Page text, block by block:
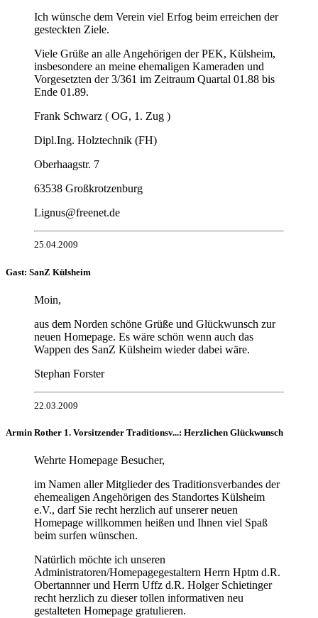
Ich wünsche dem Verein viel Erfog beim erreichen der
gesteckten Ziele.
Viele Grüße an alle Angehörigen der PEK, Külsheim,
insbesondere an meine ehemaligen Kameraden und
Vorgesetzten der 3/361 im Zeitraum Quartal 01.88 bis
Ende 01.89.
Frank Schwarz ( OG, 1. Zug )
Dipl.Ing. Holztechnik (FH)
Oberhaagstr. 7
63538 Großkrotzenburg
Lignus@freenet.de
25.04.2009
Gast: SanZ Külsheim
Moin,
aus dem Norden schöne Grüße und Glückwunsch zur
neuen Homepage. Es wäre schön wenn auch das
Wappen des SanZ Külsheim wieder dabei wäre.
Stephan Forster
22.03.2009
Armin Rother 1. Vorsitzender Traditionsv...: Herzlichen Glückwunsch
Wehrte Homepage Besucher,
im Namen aller Mitglieder des Traditionsverbandes der
ehemealigen Angehörigen des Standortes Külsheim
e.V., darf Sie recht herzlich auf unserer neuen
Homepage willkommen heißen und Ihnen viel Spaß
beim surfen wünschen.
Natürlich möchte ich unseren
Administratoren/Homepagegestaltern Herrn Hptm d.R.
Obertannner und Herrn Uffz d.R. Holger Schietinger
recht herzlich zu dieser tollen informativen neu
gestalteten Homepage gratulieren.